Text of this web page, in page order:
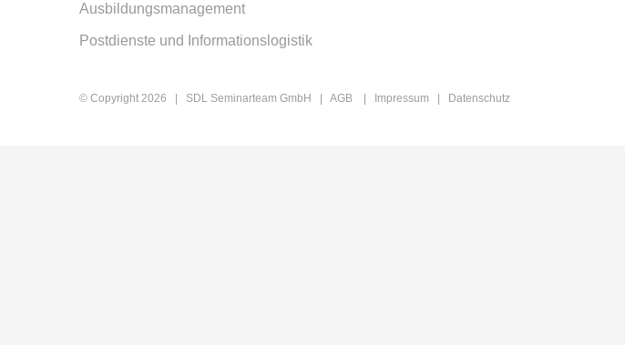
Ausbildungsmanagement
Postdienste und Informationslogistik
© Copyright 2026 | SDL Seminarteam GmbH | AGB Impressum Datenschutz